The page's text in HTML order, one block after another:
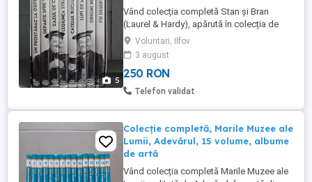
5
Vând colecția completă Stan și Bran
(Laurel & Hardy), apărută în colecția de
filme a ziarului Adevărul. Colecția conține:
8 DVD-uri originale suport cutie din carton
originală toate coperțile păstrate stare
foarte bună, îngrijită, potrivită pentru
colecționari O ocazie excelentă pentru
Voluntari, Ilfov
3 august
250 RON
Telefon validat
Colecție completă, Marile Muzee ale
Lumii, Adevărul, 15 volume, albume
de artă
Vând colecția completă Marile Muzee ale